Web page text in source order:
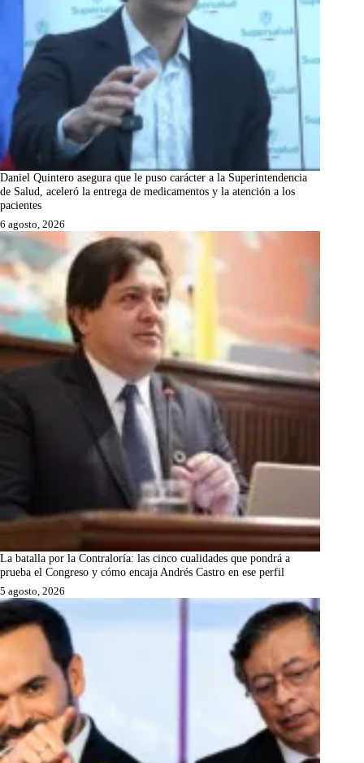
Daniel Quintero asegura que le puso carácter a la Superintendencia
de Salud, aceleró la entrega de medicamentos y la atención a los
pacientes
6 agosto, 2026
La batalla por la Contraloría: las cinco cualidades que pondrá a
prueba el Congreso y cómo encaja Andrés Castro en ese perfil
5 agosto, 2026